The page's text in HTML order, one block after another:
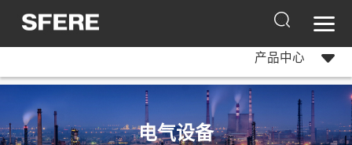
电气设备
产品中心